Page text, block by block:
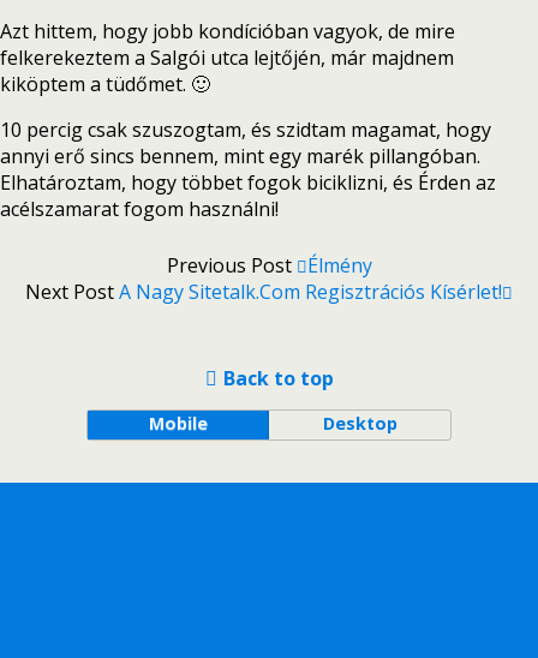
Azt hittem, hogy jobb kondícióban vagyok, de mire
felkerekeztem a Salgói utca lejtőjén, már majdnem
kiköptem a tüdőmet. 🙂
10 percig csak szuszogtam, és szidtam magamat, hogy
annyi erő sincs bennem, mint egy marék pillangóban.
Elhatároztam, hogy többet fogok biciklizni, és Érden az
acélszamarat fogom használni!
Previous Post
Élmény
Next PostA Nagy Sitetalk.com Regisztrációs Kísérlet!
Back to top
Mobile Desktop